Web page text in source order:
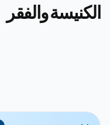
الكنيسة والفقر